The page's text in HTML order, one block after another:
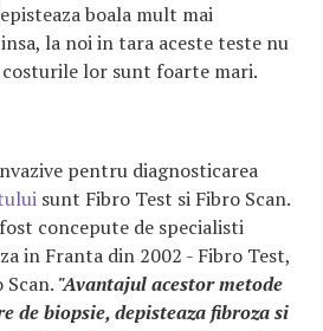
boala mult mai
la noi in tara aceste teste nu
lor sunt foarte mari.
pentru diagnosticarea
sunt Fibro Test si Fibro Scan.
concepute de specialisti
in Franta din 2002 - Fibro Test,
"Avantajul acestor metode
de biopsie, depisteaza fibroza si